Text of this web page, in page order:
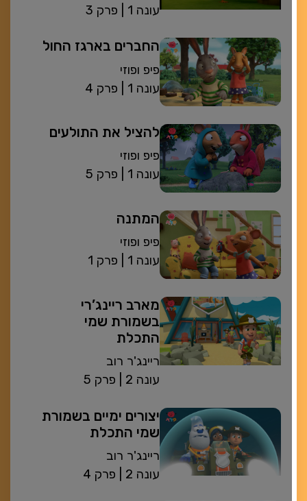
פרק 3
| עונה 1
החברים בארגז החול
פיפ ופוזי
פרק 4
| עונה 1
להציל את התולעים
פיפ ופוזי
פרק 5
| עונה 1
המתנה
פיפ ופוזי
פרק 1
| עונה 1
מארב ריינג’רי
בשמורת שמי
התכלת
ריינג'ר רוב
פרק 5
| עונה 2
יצורים ימיים בשמורת
שמי התכלת
ריינג'ר רוב
פרק 4
| עונה 2